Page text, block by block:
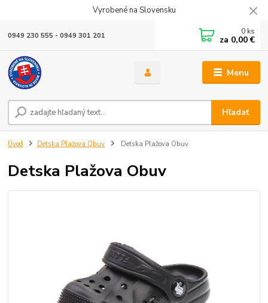
Vyrobené na Slovensku
Menu
Hľadať
0949 230 555 - 0949 301 201 0 ks
za 0,00 €
Úvod Detska Plažova Obuv Detska Plažova Obuv
Detska Plažova Obuv